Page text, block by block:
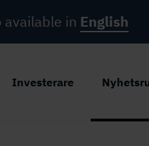
Investerare
available in English